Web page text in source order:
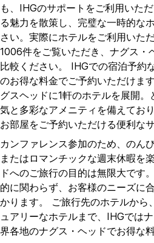
も、IHGのサポートをご利用いた
る魅力を散策し、完璧な一時的な
さい。実際にホテルをご利用いた
1006件をご覧いただき、ナグス・
比較ください。 IHGでの宿泊予約
のお得な料金でご予約いただけま
グスヘッドに1軒のホテルを展開
気と多彩なアメニティを備えてお
お部屋をご予約いただける便利な
カンファレンス参加のため、のん
またはロマンチックな週末休暇を
ドへのご旅行の目的は無限大です
的に関わらず、お客様のニーズに
かります。 ご旅行先のホテルから
ュアリーなホテルまで、IHGでは
界各地のナグス・ヘッドでお得な